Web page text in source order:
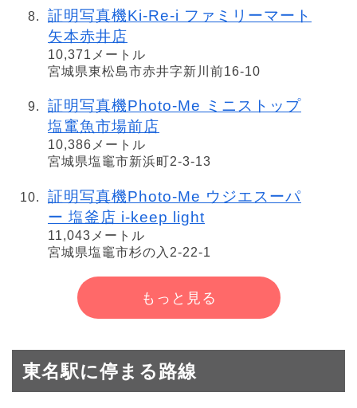
証明写真機Ki-Re-i ファミリーマート
矢本赤井店
10,371メートル
宮城県東松島市赤井字新川前16-10
証明写真機Photo-Me ミニストップ
塩竃魚市場前店
10,386メートル
宮城県塩竈市新浜町2-3-13
証明写真機Photo-Me ウジエスーパ
ー 塩釜店 i-keep light
11,043メートル
宮城県塩竈市杉の入2-22-1
もっと見る
東名駅に停まる路線